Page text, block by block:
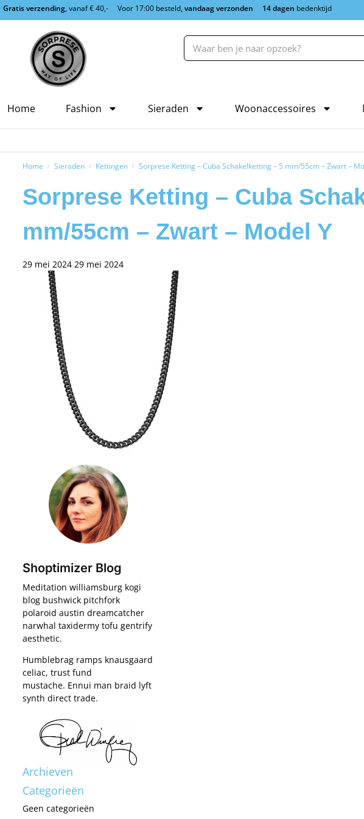
Gratis verzending, vanaf € 40,- Voor 17:00 besteld,vandaag verzonden 14 dagen bedenktijd
Home Fashion Sieraden Woonaccessoires
Home / Sieraden / Kettingen / Sorprese Ketting – Cuba Schakelketting – 5 mm/55cm – Zwart –
Sorprese Ketting – Cuba
mm/55cm – Zwart – Model Y
29 mei 2024 29 mei 2024
Shoptimizer Blog
Meditation williamsburg kogi
blog bushwick pitchfork
polaroid austin dreamcatcher
narwhal taxidermy tofu gentrify
aesthetic.
Humblebrag ramps knausgaard
celiac, trust fund
mustache. Ennui man braid lyft
synth direct trade.
Archieven
Categorieën
Geen categorieën